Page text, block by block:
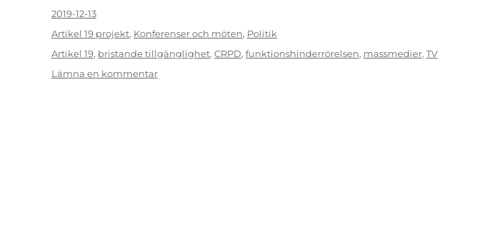
Publicerat
den
2019-12-13
Kategorier
Artikel 19 projekt, Konferenser och möten, Politik
Etiketter
Artikel 19, bristande tillgänglighet, CRPD, funktionshinderrörelsen, massmedier, TV
Lämna en kommentartill